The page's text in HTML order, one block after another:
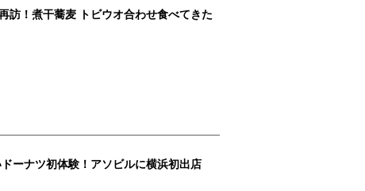
訪！煮干蕎麦 トビウオ合わせ食べてきた
ーナツ初体験！アソビルに横浜初出店